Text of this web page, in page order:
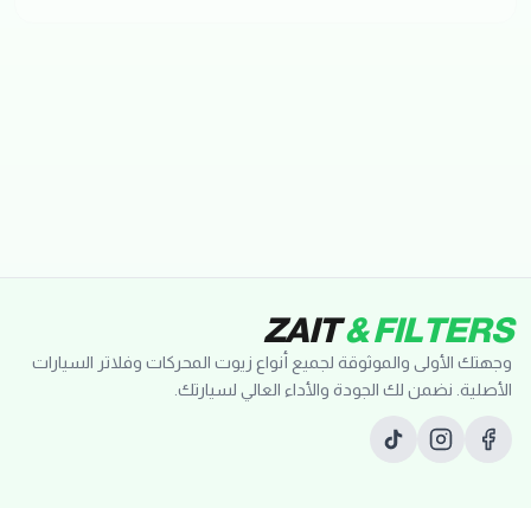
ZAIT& FILTERS
وجهتك الأولى والموثوقة لجميع أنواع زيوت المحركات وفلاتر السيارات
الأصلية. نضمن لك الجودة والأداء العالي لسيارتك.